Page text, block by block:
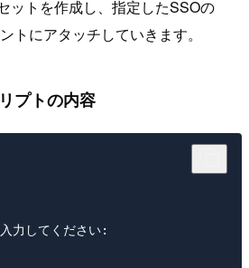
ットを作成し、指定したSSOの
トにアタッチしていきます。
プトの内容
力してください: